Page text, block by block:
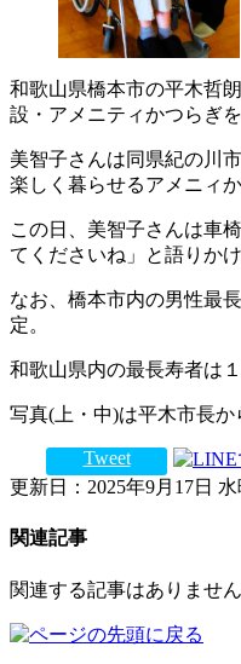
和歌山県橋本市の平木哲
設・アメニティかつらぎ
美智子さんは同県紀の川
楽しく暮らせるアメニィ
この日、美智子さんは車
てくださいね」と語りか
なお、橋本市内の男性最
定。
和歌山県内の最長寿者は
写真(上・中)は平木市長
Tweet
更新日：2025年9月17日 水
関連記事
関連する記事はありません